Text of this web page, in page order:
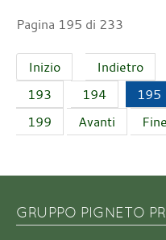
Pagina 195 di 233
Inizio Indietro
193
194 195
199
Avanti Fine
GRUPPO PIGNETO